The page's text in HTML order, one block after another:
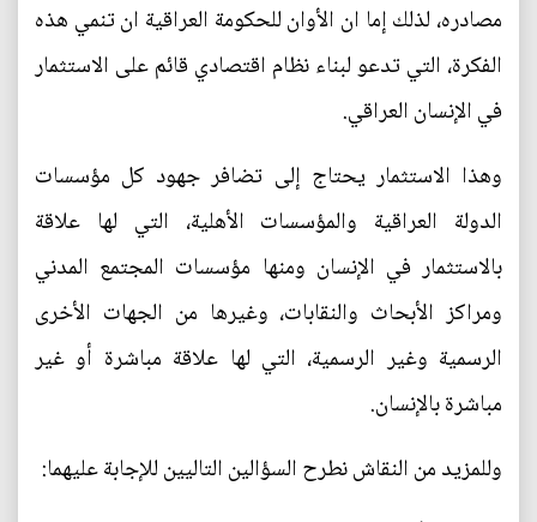
مصادره، لذلك إما ان الأوان للحكومة العراقية ان تنمي هذه
الفكرة، التي تدعو لبناء نظام اقتصادي قائم على الاستثمار
في الإنسان العراقي.
وهذا الاستثمار يحتاج إلى تضافر جهود كل مؤسسات
الدولة العراقية والمؤسسات الأهلية، التي لها علاقة
بالاستثمار في الإنسان ومنها مؤسسات المجتمع المدني
ومراكز الأبحاث والنقابات، وغيرها من الجهات الأخرى
الرسمية وغير الرسمية، التي لها علاقة مباشرة أو غير
مباشرة بالإنسان.
وللمزيد من النقاش نطرح السؤالين التاليين للإجابة عليهما: